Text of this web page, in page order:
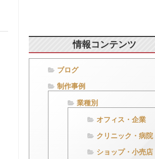
情報コンテンツ
ブログ
制作事例
業種別
オフィス・企業
クリニック・病院
ショップ・小売店